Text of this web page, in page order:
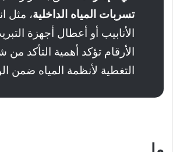
تسربات المياه الداخلية، مثل
الأنابيب أو أعطال أجهزة
الأرقام تؤكد أهمية التأكد
التغطية لأنظمة المياه ضمن